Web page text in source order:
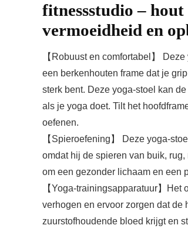
fitnessstudio –
vermoeidheid en
【Robuust en comfortabel】
een berkenhouten frame dat je
sterk bent. Deze yoga-stoel kan
als je yoga doet. Tilt het
oefenen.
【Spieroefening】 Deze yoga-
omdat hij de spieren van buik,
om een gezonder lichaam en een
【Yoga-trainingsapparatuur】
verhogen en ervoor zorgen dat
zuurstofhoudende bloed krijgt en